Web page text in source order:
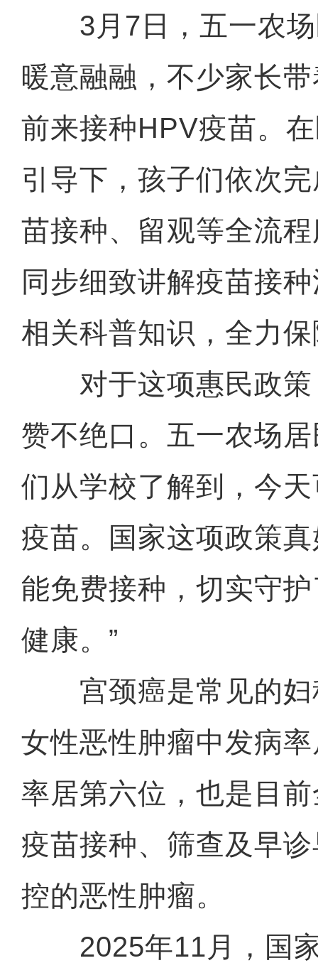
3月7日，五一农场
暖意融融，不少家长
前来接种HPV疫苗。
引导下，孩子们依次
苗接种、留观等全流
同步细致讲解疫苗接
相关科普知识，全力
对于这项惠民政策
赞不绝口。五一农场
们从学校了解到，今
疫苗。国家这项政策
能免费接种，切实守
健康。”
宫颈癌是常见的妇
女性恶性肿瘤中发病
率居第六位，也是目
疫苗接种、筛查及早
控的恶性肿瘤。
2025年11月，国家